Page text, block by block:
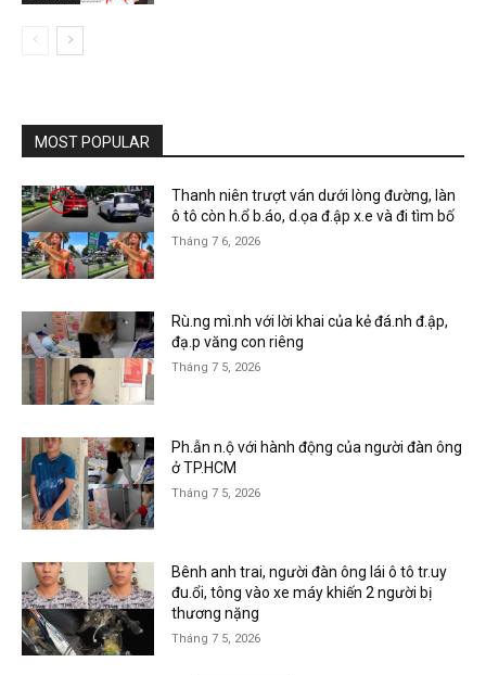
MOST POPULAR
Thanh niên trượt ván dưới lòng đường, làn
ô tô còn h.ổ b.áo, d.ọa đ.ập x.e và đi tìm bố
Tháng 7 6, 2026
Rù.ng mì.nh với lời khai của kẻ đá.nh đ.ập,
đạ.p văng con riêng
Tháng 7 5, 2026
Ph.ẫn n.ộ với hành động của người đàn ông
ở TP.HCM
Tháng 7 5, 2026
Bênh anh trai, người đàn ông lái ô tô tr.uy
đu.ổi, tông vào xe máy khiến 2 người bị
thương nặng
Tháng 7 5, 2026